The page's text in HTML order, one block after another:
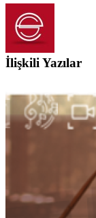
İlişkili Yazılar